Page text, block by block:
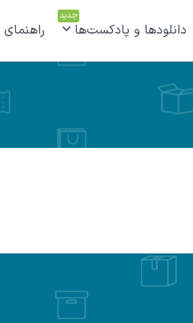
دانلودها و پادکست‌ها
جدید